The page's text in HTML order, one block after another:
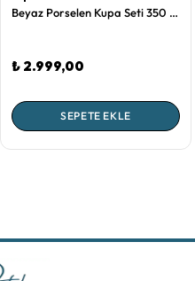
Beyaz Porselen Kupa Seti 350 Ml Jolie Collection by Pip Studio
₺ 2.999,00
SEPETE EKLE